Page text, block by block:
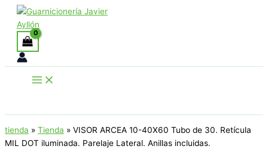
contenido
tienda » Tienda » VISOR ARCEA 10-40X60 Tubo de 30. Retícula
MIL DOT iluminada. Parelaje Lateral. Anillas incluidas.